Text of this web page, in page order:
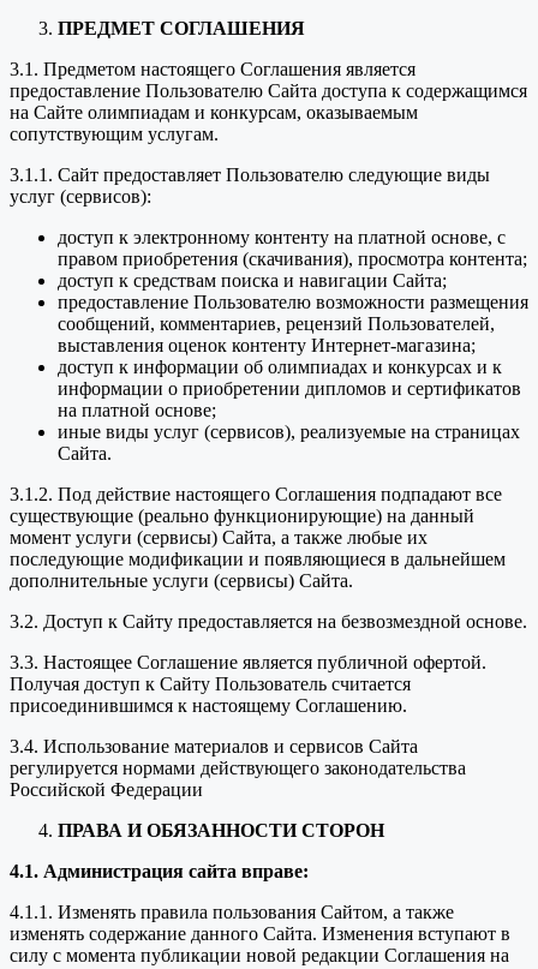
ПРЕДМЕТ СОГЛАШЕНИЯ
3.1. Предметом настоящего Соглашения является
предоставление Пользователю Сайта доступа к содержащимся
на Сайте олимпиадам и конкурсам, оказываемым
сопутствующим услугам.
3.1.1. Сайт предоставляет Пользователю следующие виды
услуг (сервисов):
доступ к электронному контенту на платной основе, с
правом приобретения (скачивания), просмотра контента;
доступ к средствам поиска и навигации Сайта;
предоставление Пользователю возможности размещения
сообщений, комментариев, рецензий Пользователей,
выставления оценок контенту Интернет-магазина;
доступ к информации об олимпиадах и конкурсах и к
информации о приобретении дипломов и сертификатов
на платной основе;
иные виды услуг (сервисов), реализуемые на страницах
Сайта.
3.1.2. Под действие настоящего Соглашения подпадают все
существующие (реально функционирующие) на данный
момент услуги (сервисы) Сайта, а также любые их
последующие модификации и появляющиеся в дальнейшем
дополнительные услуги (сервисы) Сайта.
3.2. Доступ к Сайту предоставляется на безвозмездной основе.
3.3. Настоящее Соглашение является публичной офертой.
Получая доступ к Сайту Пользователь считается
присоединившимся к настоящему Соглашению.
3.4. Использование материалов и сервисов Сайта
регулируется нормами действующего законодательства
Российской Федерации
ПРАВА И ОБЯЗАННОСТИ СТОРОН
4.1. Администрация сайта вправе:
4.1.1. Изменять правила пользования Сайтом, а также
изменять содержание данного Сайта. Изменения вступают в
силу с момента публикации новой редакции Соглашения на